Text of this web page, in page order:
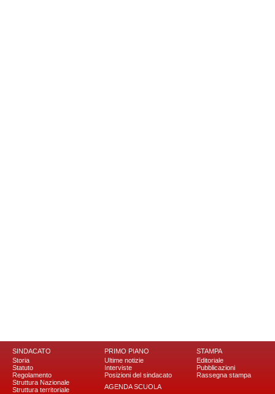
SINDACATO
Storia
Statuto
Regolamento
Struttura Nazionale
Struttura territoriale
PRIMO PIANO
Ultime notizie
Interviste
Posizioni del sindacato
AGENDA SCUOLA
STAMPA
Editoriale
Pubblicazioni
Rassegna stampa